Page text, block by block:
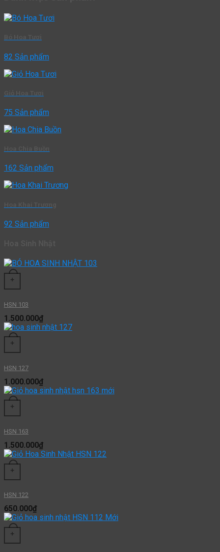
82 Sản phẩm
75 Sản phẩm
162 Sản phẩm
92 Sản phẩm
+
HSN 103
1.500.000₫
+
HSN 127
1.000.000₫
+
HSN 163
1.500.000₫
+
HSN 122
650.000₫
+